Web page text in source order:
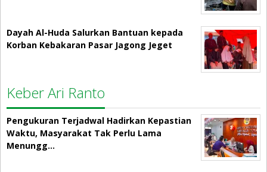
Dayah Al-Huda Salurkan Bantuan kepada
Korban Kebakaran Pasar Jagong Jeget
Keber Ari Ranto
Pengukuran Terjadwal Hadirkan Kepastian
Waktu, Masyarakat Tak Perlu Lama
Menungg…